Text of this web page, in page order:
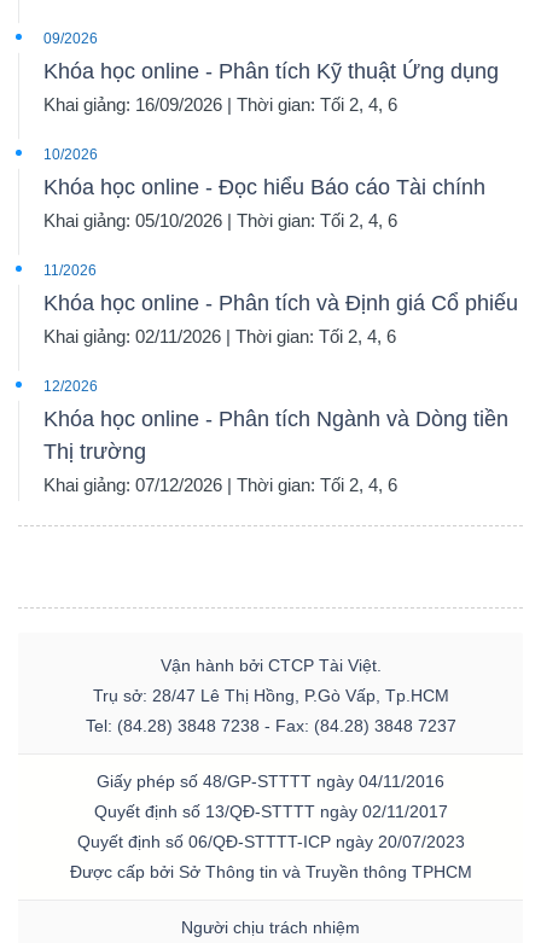
09/2026
Khóa học online - Phân tích Kỹ thuật Ứng dụng
Khai giảng: 16/09/2026 | Thời gian: Tối 2, 4, 6
10/2026
Khóa học online - Đọc hiểu Báo cáo Tài chính
Khai giảng: 05/10/2026 | Thời gian: Tối 2, 4, 6
11/2026
Khóa học online - Phân tích và Định giá Cổ phiếu
Khai giảng: 02/11/2026 | Thời gian: Tối 2, 4, 6
12/2026
Khóa học online - Phân tích Ngành và Dòng tiền
Thị trường
Khai giảng: 07/12/2026 | Thời gian: Tối 2, 4, 6
Vận hành bởi CTCP Tài Việt.
Trụ sở: 28/47 Lê Thị Hồng, P.Gò Vấp, Tp.HCM
Tel: (84.28) 3848 7238 - Fax: (84.28) 3848 7237
Giấy phép số 48/GP-STTTT ngày 04/11/2016
Quyết định số 13/QĐ-STTTT ngày 02/11/2017
Quyết định số 06/QĐ-STTTT-ICP ngày 20/07/2023
Được cấp bởi Sở Thông tin và Truyền thông TPHCM
Người chịu trách nhiệm